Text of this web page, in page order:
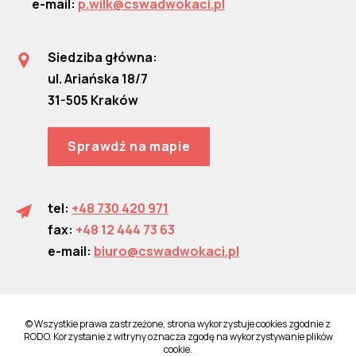
Siedziba główna:
ul. Ariańska 18/7
31-505 Kraków
Sprawdź na mapie
tel: +48 730 420 971
fax: +48 12 444 73 63
e-mail: biuro@cswadwokaci.pl
e-mail: p.wilk@cswadwokaci.pl
© Wszystkie prawa zastrzeżone, strona wykorzystuje cookies zgodnie z
RODO. Korzystanie z witryny oznacza zgodę na wykorzystywanie plików
cookie.